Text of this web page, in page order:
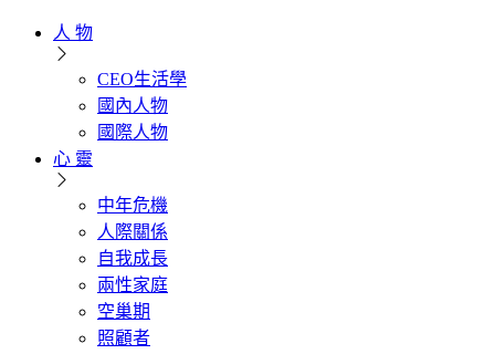
人 物
CEO生活學
國內人物
國際人物
心 靈
中年危機
人際關係
自我成長
兩性家庭
空巢期
照顧者